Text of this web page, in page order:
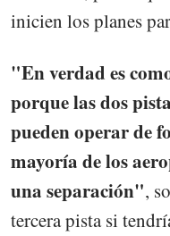
inicien los planes
"En verdad es
porque las dos
pueden operar de
mayoría de los
una separación",
tercera pista si